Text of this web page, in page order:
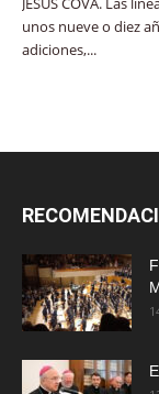
unos nueve o diez
adiciones,...